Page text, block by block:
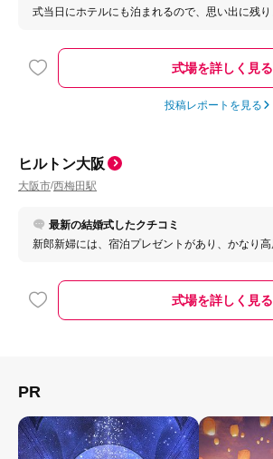
式当日にホテルにも泊まれるので、思い出に残り
式場を詳しく見る
投稿レポートを見る
ヒルトン大阪
大阪市/西梅田駅
最新の結婚式したクチコミ
新郎新婦には、宿泊プレゼントがあり、かなり高
尽くせりで非の打ちどころがありません。何をと
す。
式場を詳しく見る
PR